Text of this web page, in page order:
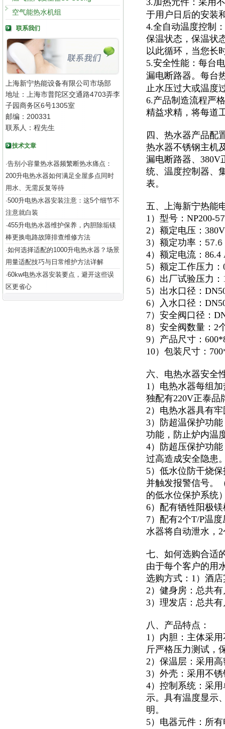
空气能热水机组
联系我们
上海新宁热能设备有限公司市场部
地址：上海市普陀区交通路4703弄李
子园商务区6号1305室
邮编：200331
联系人：程先生
技术文章
·告别小容量热水器频繁断热水痛点：
200升电热水器如何满足全屋多点同时
用水、无需反复等待
·500升电热水器安装注意：这5个细节不
注意就白装
·455升电热水器维护保养，内胆除垢镁
棒更换电路故障排查维修方法
·如何选择适配的1000升电热水器？场景
用量适配技巧与日常维护方法详解
·60kw电热水器安装要点，避开这些误
区更省心
3.加热元件：采用
于用户日后的安装
4.全自动温度控制
保温状态，保温状
以此循环，当您长
5.安全性能：每台
漏电断路器。每台
止水压过大或温度
6.产品制造流程严
精益求精，将每道
四、热水器产品配
热水器不锈钢主机
漏电断路器、380V
统、温度控制器、
表。
五、上海新宁热能
1）型号：NP200-
2）额定电压：380V
3）额定功率： 57.6
4）额定电流：86.4
5）额定工作压力：
6）出厂试验压力：
5）出水口径：
6）入水口径：
7）安全阀口径：
8）安全阀数量：2
9）产品尺寸：
10）包装尺寸：
六、电热水器安全
1）电热水器每组
独配有220V正泰品
2）电热水器具有
3）防超温保护功
功能，防止炉内温
4）防超压保护功
过高造成安全隐患
5）低水位防干烧
并触发报警信号。
的低水位保护系统
6）配有牺牲阳极
7）配有2个T/P温
水器将自动泄水，
七、如何选购合适
由于每个客户的用
选购方式：1）酒
2）健身房：总共
3）理发店：总共
八、产品特点：
1）内胆：主体采
斤严格压力测试，
2）保温层：采用
3）外壳：采用不
4）控制系统：采
示。具有温度显示
明。
5）电器元件：所